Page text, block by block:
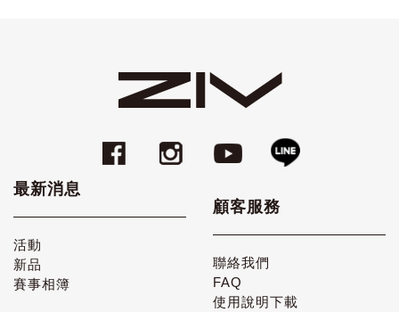
最新消息
活動
新品
賽事相簿
顧客服務
聯絡我們
FAQ
使用說明下載